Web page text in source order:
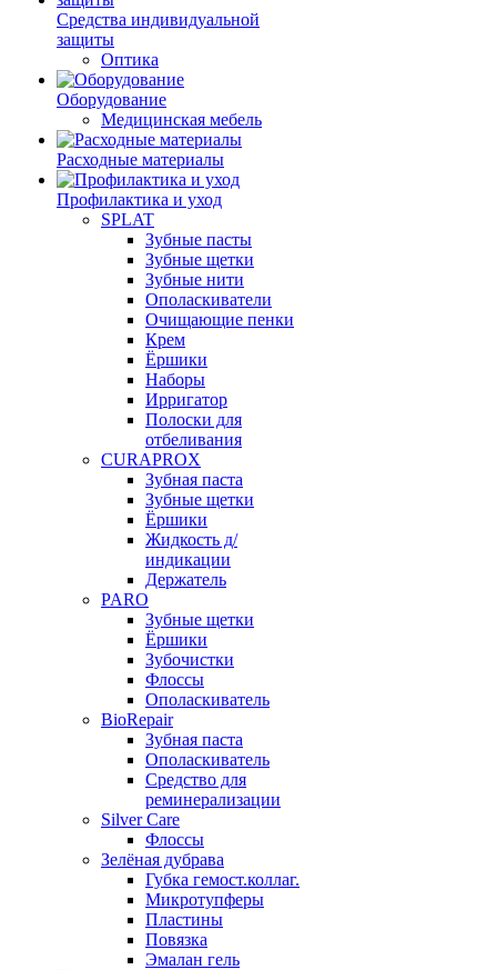
Средства индивидуальной
защиты
Оптика
Оборудование
Медицинская мебель
Расходные материалы
Профилактика и уход
SPLAT
Зубные пасты
Зубные щетки
Зубные нити
Ополаскиватели
Очищающие пенки
Крем
Ёршики
Наборы
Ирригатор
Полоски для
отбеливания
CURAPROX
Зубная паста
Зубные щетки
Ёршики
Жидкость д/
индикации
Держатель
PARO
Зубные щетки
Ёршики
Зубочистки
Флоссы
Ополаскиватель
BioRepair
Зубная паста
Ополаскиватель
Средство для
реминерализации
Silver Care
Флоссы
Зелёная дубрава
Губка гемост.коллаг.
Микротупферы
Пластины
Повязка
Эмалан гель